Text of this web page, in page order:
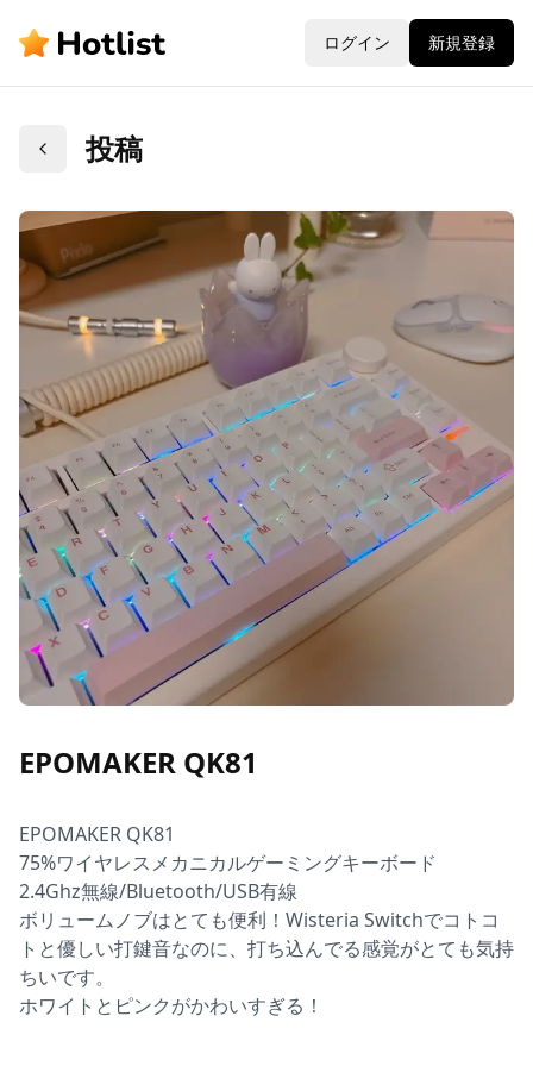
ログイン 新規登録
戻る 投稿
EPOMAKER QK81
EPOMAKER QK81
75%ワイヤレスメカニカルゲーミングキーボード
2.4Ghz無線/Bluetooth/USB有線
ボリュームノブはとても便利！Wisteria Switchでコトコ
トと優しい打鍵音なのに、打ち込んでる感覚がとても気持
ちいです。
ホワイトとピンクがかわいすぎる！